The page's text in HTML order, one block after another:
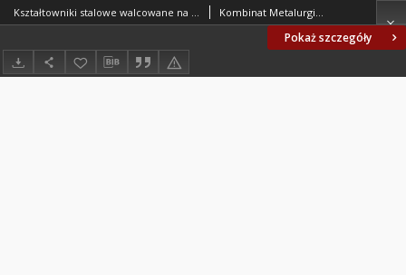
Pokaż szczegóły
Kształtowniki stalowe walcowane na gorąco na przenośniki zgrzebłowe dla górnictwa - Kształtownik E190 - Wymiary BN-79/0646-06/04 Kombinat Metalurgiczny Huta Katowice. Oprac.